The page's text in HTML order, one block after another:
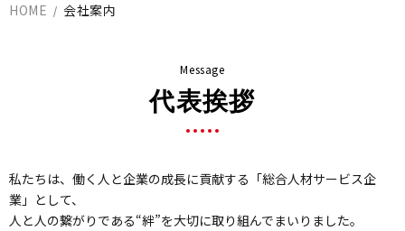
安全品質について
派遣業務について
輸送事業について
LINEスキマニ代理店
HOME 会社案内
Message
代表挨拶
私たちは、働く人と企業の成長に貢献する「総合人材サービス企
業」として、
人と人の繋がりである“絆”を大切に取り組んでまいりました。